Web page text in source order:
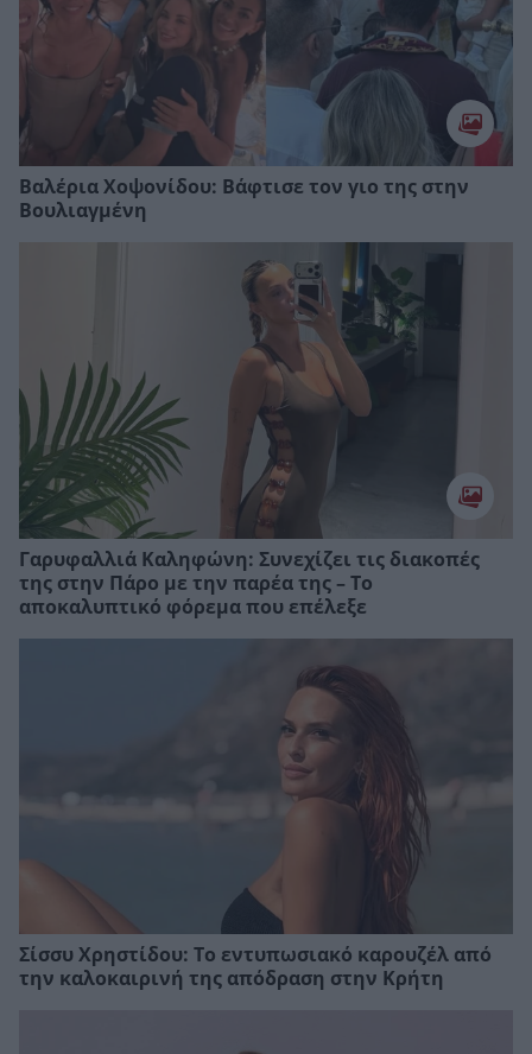
Βαλέρια Χοψονίδου: Bάφτισε τον γιο της στην
Βουλιαγμένη
Γαρυφαλλιά Καληφώνη: Συνεχίζει τις διακοπές
της στην Πάρο με την παρέα της – Το
αποκαλυπτικό φόρεμα που επέλεξε
Σίσσυ Χρηστίδου: Το εντυπωσιακό καρουζέλ από
την καλοκαιρινή της απόδραση στην Κρήτη